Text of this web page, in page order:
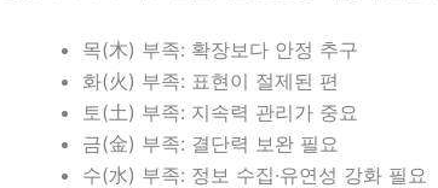
목(木) 부족: 확장보다 안정 추구
화(火) 부족: 표현이 절제된 편
토(土) 부족: 지속력 관리가 중요
금(金) 부족: 결단력 보완 필요
수(水) 부족: 정보 수집·유연성 강화 필요